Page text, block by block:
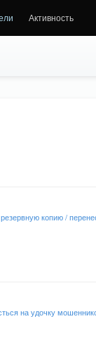
Активность
копию /
на удочку